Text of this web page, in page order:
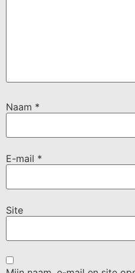
Naam *
E-mail *
Site